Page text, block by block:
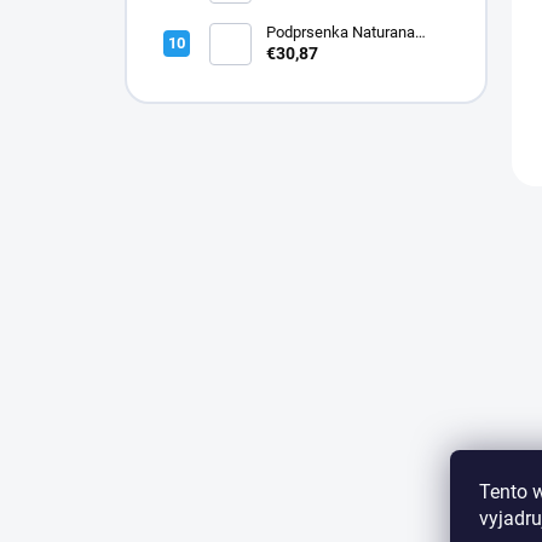
Tento
Podprsenka Naturana
5144 bavlnená
€30,87